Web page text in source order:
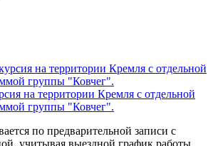
на территории Кремля с отдельной
группы "Ковчег".
по предварительной записи с
учитывая выездной график работы